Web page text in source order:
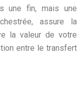
une fin, mais une
assure la
la valeur de votre
entre le transfert